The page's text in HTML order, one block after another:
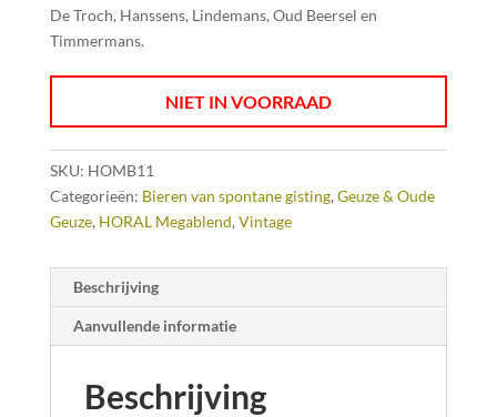
De Troch, Hanssens, Lindemans, Oud Beersel en
Timmermans.
NIET IN VOORRAAD
SKU: HOMB11
Categorieën: Bieren van spontane gisting, Geuze & Oude
Geuze, HORAL Megablend, Vintage
Beschrijving
Aanvullende informatie
Beschrijving